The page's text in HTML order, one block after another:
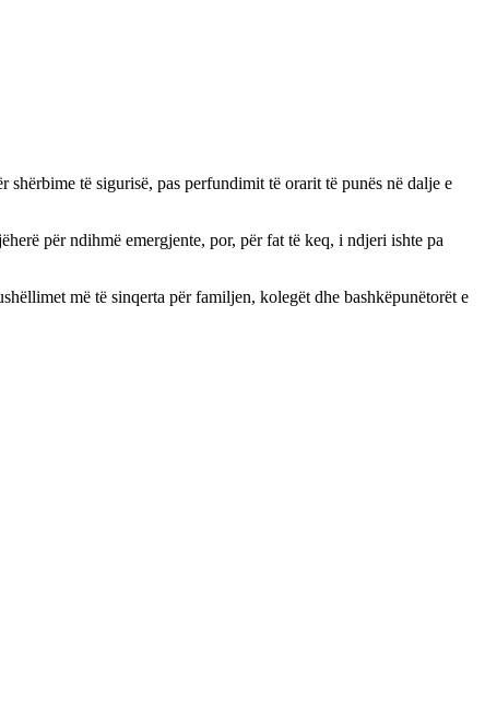
të sigurisë, pas perfundimit të orarit të punës në dalje e
për ndihmë emergjente, por, për fat të keq, i ndjeri ishte pa
më të sinqerta për familjen, kolegët dhe bashkëpunëtorët e